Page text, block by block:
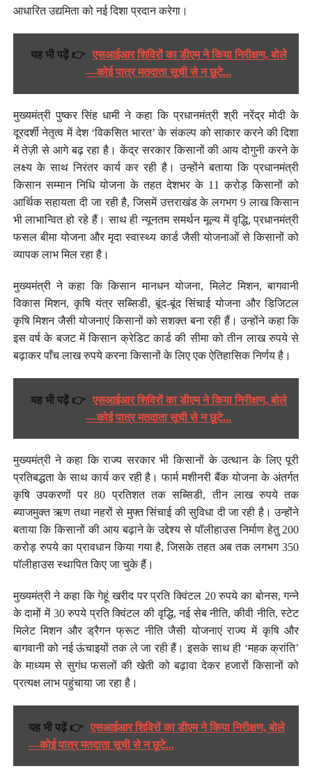
आधारित उद्यमिता को नई दिशा प्रदान करेगा।
यह भी पढ़ें 👉 एसआईआर शिविरों का डीएम ने किया निरीक्षण, बोले
—कोई पात्र मतदाता सूची से न छूटे...
मुख्यमंत्री पुष्कर सिंह धामी ने कहा कि प्रधानमंत्री श्री नरेंद्र मोदी के
दूरदर्शी नेतृत्व में देश ‘विकसित भारत’ के संकल्प को साकार करने की दिशा
में तेज़ी से आगे बढ़ रहा है। केंद्र सरकार किसानों की आय दोगुनी करने के
लक्ष्य के साथ निरंतर कार्य कर रही है। उन्होंने बताया कि प्रधानमंत्री
किसान सम्मान निधि योजना के तहत देशभर के 11 करोड़ किसानों को
आर्थिक सहायता दी जा रही है, जिसमें उत्तराखंड के लगभग 9 लाख किसान
भी लाभान्वित हो रहे हैं। साथ ही न्यूनतम समर्थन मूल्य में वृद्धि, प्रधानमंत्री
फसल बीमा योजना और मृदा स्वास्थ्य कार्ड जैसी योजनाओं से किसानों को
व्यापक लाभ मिल रहा है।
मुख्यमंत्री ने कहा कि किसान मानधन योजना, मिलेट मिशन, बागवानी
विकास मिशन, कृषि यंत्र सब्सिडी, बूंद-बूंद सिंचाई योजना और डिजिटल
कृषि मिशन जैसी योजनाएं किसानों को सशक्त बना रही हैं। उन्होंने कहा कि
इस वर्ष के बजट में किसान क्रेडिट कार्ड की सीमा को तीन लाख रुपये से
बढ़ाकर पाँच लाख रुपये करना किसानों के लिए एक ऐतिहासिक निर्णय है।
यह भी पढ़ें 👉 एसआईआर शिविरों का डीएम ने किया निरीक्षण, बोले
—कोई पात्र मतदाता सूची से न छूटे...
मुख्यमंत्री ने कहा कि राज्य सरकार भी किसानों के उत्थान के लिए पूरी
प्रतिबद्धता के साथ कार्य कर रही है। फार्म मशीनरी बैंक योजना के अंतर्गत
कृषि उपकरणों पर 80 प्रतिशत तक सब्सिडी, तीन लाख रुपये तक
ब्याजमुक्त ऋण तथा नहरों से मुफ्त सिंचाई की सुविधा दी जा रही है। उन्होंने
बताया कि किसानों की आय बढ़ाने के उद्देश्य से पॉलीहाउस निर्माण हेतु 200
करोड़ रुपये का प्रावधान किया गया है, जिसके तहत अब तक लगभग 350
पॉलीहाउस स्थापित किए जा चुके हैं।
मुख्यमंत्री ने कहा कि गेहूं खरीद पर प्रति क्विंटल 20 रुपये का बोनस, गन्ने
के दामों में 30 रुपये प्रति क्विंटल की वृद्धि, नई सेब नीति, कीवी नीति, स्टेट
मिलेट मिशन और ड्रैगन फ्रूट नीति जैसी योजनाएं राज्य में कृषि और
बागवानी को नई ऊंचाइयों तक ले जा रही हैं। इसके साथ ही ‘महक क्रांति’
के माध्यम से सुगंध फसलों की खेती को बढ़ावा देकर हजारों किसानों को
प्रत्यक्ष लाभ पहुंचाया जा रहा है।
यह भी पढ़ें 👉 एसआईआर शिविरों का डीएम ने किया निरीक्षण, बोले
—कोई पात्र मतदाता सूची से न छूटे...